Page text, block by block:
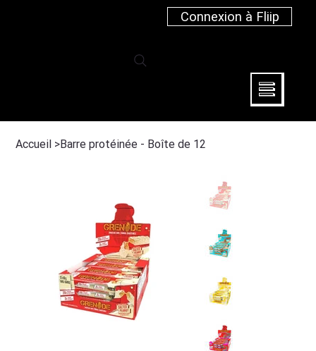
Connexion à Fliip
Accueil >Barre protéinée - Boîte de 12